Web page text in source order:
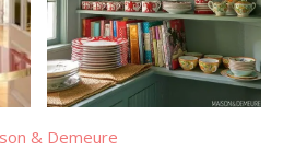
& Demeure